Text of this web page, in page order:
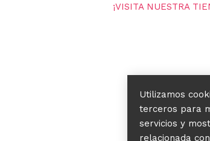
¡VISITA NUESTRA
Utilizamos
terceros para
servicios y
relacionada